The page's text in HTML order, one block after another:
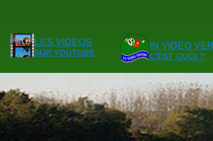
LES VIDEOS
SUR YOUTUBE
IN VIDEO
C'EST QUOI ?